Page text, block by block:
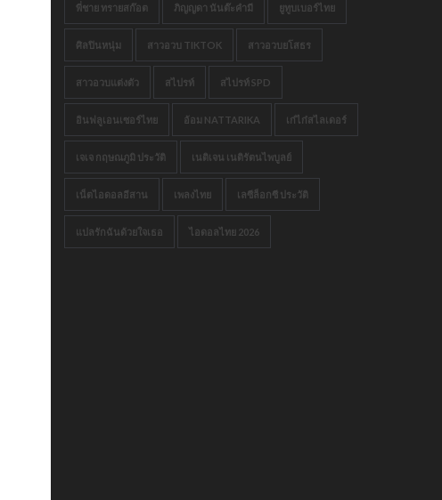
พี่ชาย ทรายสก๊อต ภิญญดา นันต๊ะคำมี ยูทูบเบอร์ไทย
ศิลปินหนุ่ม สาวอวบ TIKTOK สาวอวบยโสธร
สาวอวบแต่งตัว สไปรท์ สไปรท์ SPD
อินฟลูเอนเซอร์ไทย อ้อม NATTARIKA เก๋ไก๋สไลเดอร์
เจเจ กฤษณภูมิ ประวัติ เนติเจน เนติรัตนไพบูลย์
เน็ตไอดอลอีสาน เพลงไทย เลซีล็อกซี ประวัติ
แปลรักฉันด้วยใจเธอ ไอดอลไทย 2026